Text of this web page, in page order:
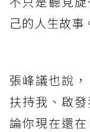
己的人生故事
張峰議也說
扶持我、啟
論你現在還